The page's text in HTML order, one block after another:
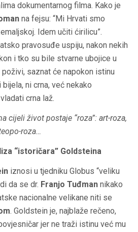
dokumentarnog filma. Kako je
na fejsu: “Mi Hrvati smo
Idem učiti ćirilicu”.
pravosuđe uspiju, nakon nekih
i tko su bile stvarne ubojice u
poživi, saznat će napokon istinu
ni crna, već nekako
crna laž.
cijeli život postaje “roza”: art-roza,
roza…
“istoričara” Goldsteina
iznosi u tjedniku Globus “veliku
da se dr. Franjo Tuđman nikako
nacionalne velikane niti se
. Goldstein je, najblaže rečeno,
jer ne traži istinu već mu